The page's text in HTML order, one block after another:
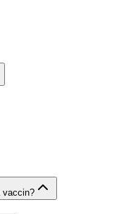
vaccin?